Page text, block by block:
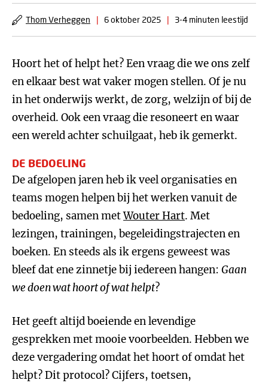
Thom Verheggen | 6 oktober 2025 | 3-4 minuten leestijd
Hoort het of helpt het? Een vraag die we ons zelf
en elkaar best wat vaker mogen stellen. Of je nu
in het onderwijs werkt, de zorg, welzijn of bij de
overheid. Ook een vraag die resoneert en waar
een wereld achter schuilgaat, heb ik gemerkt.
DE BEDOELING
De afgelopen jaren heb ik veel organisaties en
teams mogen helpen bij het werken vanuit de
bedoeling, samen metWouter Hart. Met
lezingen, trainingen, begeleidingstrajecten en
boeken. En steeds als ik ergens geweest was
bleef dat ene zinnetje bij iedereen hangen: Gaan
we doen wat hoort of wat helpt?
Het geeft altijd boeiende en levendige
gesprekken met mooie voorbeelden. Hebben we
deze vergadering omdat het hoort of omdat het
helpt? Dit protocol? Cijfers, toetsen,